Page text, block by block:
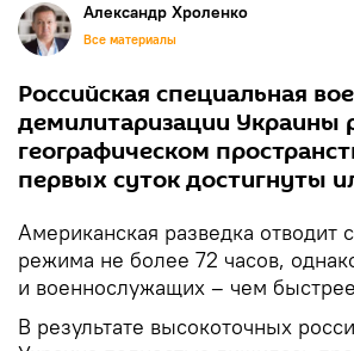
Александр Хроленко
Все материалы
Российская специальная
демилитаризации Украины
географическом
первых суток достигнуты
Американская разведка отводит
режима не более 72 часов,
и военнослужащих – чем
В результате высокоточных